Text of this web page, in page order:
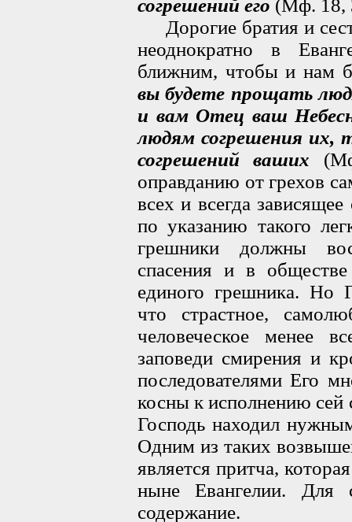
согрешений его (Мф. 18,
Дорогие братия и
неоднократно в
ближним, чтобы и нам
вы будете прощать
и вам Отец ваш
людям согрешения
согрешений ваших
оправданию от грехов
всех и всегда
по указанию такого
грешники должны
спасения и в
единого грешника. Но
что страстное,
человеческое менее
заповеди смирения и
последователями Его
косны к исполнению сей
Господь находил
Одним из таких
является притча,
ныне Евангелии. Для
содержание.